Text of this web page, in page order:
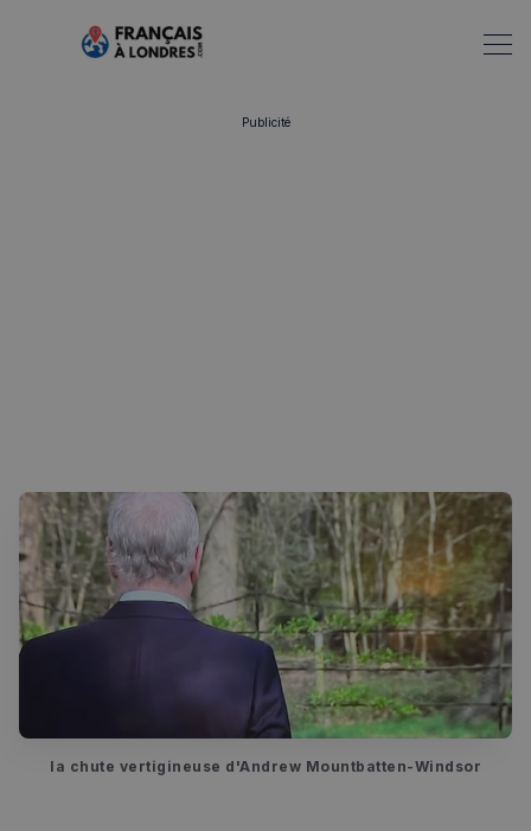
Publicité
la chute vertigineuse d'Andrew Mountbatten-Windsor